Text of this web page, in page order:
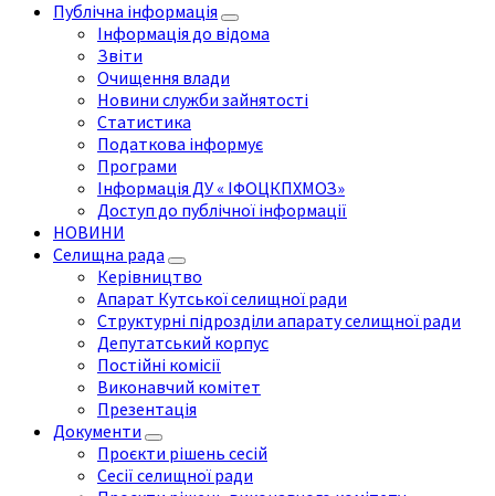
Публічна інформація
Інформація до відома
Звіти
Очищення влади
Новини служби зайнятості
Статистика
Податкова інформує
Програми
Інформація ДУ « ІФОЦКПХМОЗ»
Доступ до публічної інформації
НОВИНИ
Селищна рада
Керівництво
Апарат Кутської селищної ради
Структурні підрозділи апарату селищної ради
Депутатський корпус
Постійні комісії
Виконавчий комітет
Презентація
Документи
Проєкти рішень сесій
Сесії селищної ради